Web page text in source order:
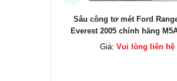
Sâu công tơ mét Ford
Everest 2005 chính hãng
Giá: Vui lòng liên hệ